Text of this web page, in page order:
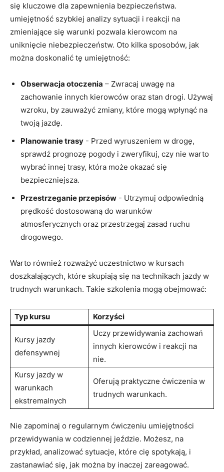
się kluczowe dla ⁣zapewnienia bezpieczeństwa.
umiejętność szybkiej analizy sytuacji i reakcji⁣ na
‌zmieniające się ⁤warunki⁢ pozwala kierowcom na
⁢uniknięcie ⁢niebezpieczeństw.⁤ Oto kilka sposobów, jak‍
można doskonalić tę​ umiejętność:
Obserwacja ‍otoczenia – Zwracaj uwagę na
zachowanie innych kierowców oraz stan drogi. Używaj
‍wzroku, by ⁤zauważyć ​zmiany, które mogą wpłynąć na
‍twoją jazdę.
Planowanie trasy ‍-‌ Przed ⁣wyruszeniem w ‌drogę,
sprawdź prognozę pogody‍ i zweryfikuj, czy nie warto
wybrać ⁢innej trasy, która ‌może okazać⁢ się
⁣bezpieczniejsza.
Przestrzeganie​ przepisów ⁣- Utrzymuj odpowiednią
prędkość‌ dostosowaną do warunków‌
atmosferycznych oraz przestrzegaj zasad ruchu
drogowego.
Warto również ‍rozważyć uczestnictwo ⁤w kursach
doszkalających, które skupiają się na technikach ‍jazdy w⁣
trudnych‍ warunkach.‍ Takie⁤ szkolenia mogą⁤ obejmować:
Typ kursu Korzyści
Kursy jazdy
defensywnej
Uczy przewidywania zachowań
innych ⁣kierowców i reakcji na
‍nie.
Kursy ‍jazdy w‌
warunkach
ekstremalnych
Oferują praktyczne ćwiczenia w
trudnych ​warunkach.
Nie zapominaj ⁣o regularnym ‍ćwiczeniu umiejętności
przewidywania ‍w codziennej‍ jeździe. Możesz,⁢ na
przykład, analizować sytuacje, które ⁤cię spotykają, i⁢
zastanawiać się, jak można by inaczej zareagować.